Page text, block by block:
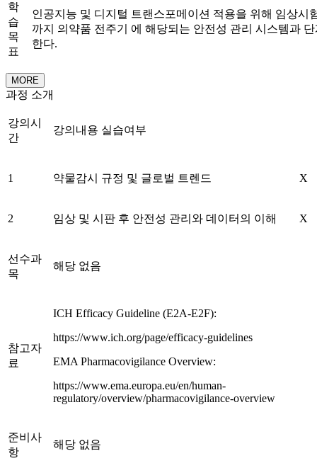
학
습
목
표
인공지능 및 디지털 트랜스포메이션 적용을 위해 임상시
까지 의약품 전주기 에 해당되는 안전성 관리 시스템과
한다.
MORE
과정 소개
강의시
간
강의내용 실습여부
1 약물감시 규정 및 글로벌 트렌드 X
2 임상 및 시판 후 안전성 관리와 데이터의 이해 X
선수과
목
해당 없음
참고자
료
ICH Efficacy Guideline (E2A-E2F):
https://www.ich.org/page/efficacy-guidelines
EMA Pharmacovigilance Overview:
https://www.ema.europa.eu/en/human-
regulatory/overview/pharmacovigilance-overview
준비사
항
해당 없음